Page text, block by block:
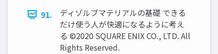
91.
ディゾルブマテリアルの基礎 できる
だけ使う人が快適になるように考え
る ©2020 SQUARE ENIX CO., LTD. All
Rights Reserved.